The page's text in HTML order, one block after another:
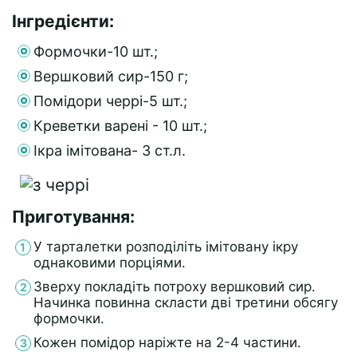
Інгредієнти:
Формочки-10 шт.;
Вершковий сир-150 г;
Помідори черрі-5 шт.;
Креветки варені - 10 шт.;
Ікра імітована- 3 ст.л.
Приготування:
У тарталетки розподіліть імітовану ікру
однаковими порціями.
Зверху покладіть потроху вершковий сир.
Начинка повинна скласти дві третини обсягу
формочки.
Кожен помідор наріжте на 2-4 частини.